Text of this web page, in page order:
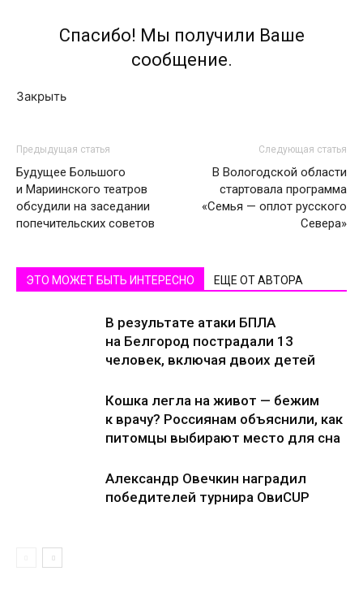
Спасибо! Мы получили Ваше
сообщение.
Закрыть
Предыдущая статья
Будущее Большого
и Мариинского театров
обсудили на заседании
попечительских советов
Следующая статья
В Вологодской области
стартовала программа
«Семья — оплот русского
Севера»
ЭТО МОЖЕТ БЫТЬ ИНТЕРЕСНО ЕЩЕ ОТ АВТОРА
В результате атаки БПЛА
на Белгород пострадали 13
человек, включая двоих детей
Кошка легла на живот — бежим
к врачу? Россиянам объяснили, как
питомцы выбирают место для сна
Александр Овечкин наградил
победителей турнира ОвиCUP